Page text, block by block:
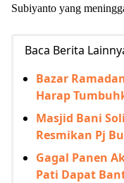
Subiyanto yang
Baca Berita
Bazar
Harap
Masjid Bani
Resmikan Pj
Gagal Panen
Pati Dapat